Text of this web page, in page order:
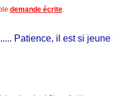
demande écrite.
Patience, il est si jeune